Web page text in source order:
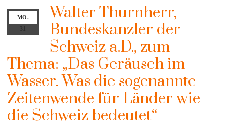
MO.
Walter Thurnherr,
Bundeskanzler der
Schweiz a.D., zum
Thema: „Das Geräusch im
Wasser. Was die sogenannte
Zeitenwende für Länder wie
die Schweiz bedeutet“